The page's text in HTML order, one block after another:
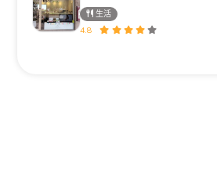
生活
4.8